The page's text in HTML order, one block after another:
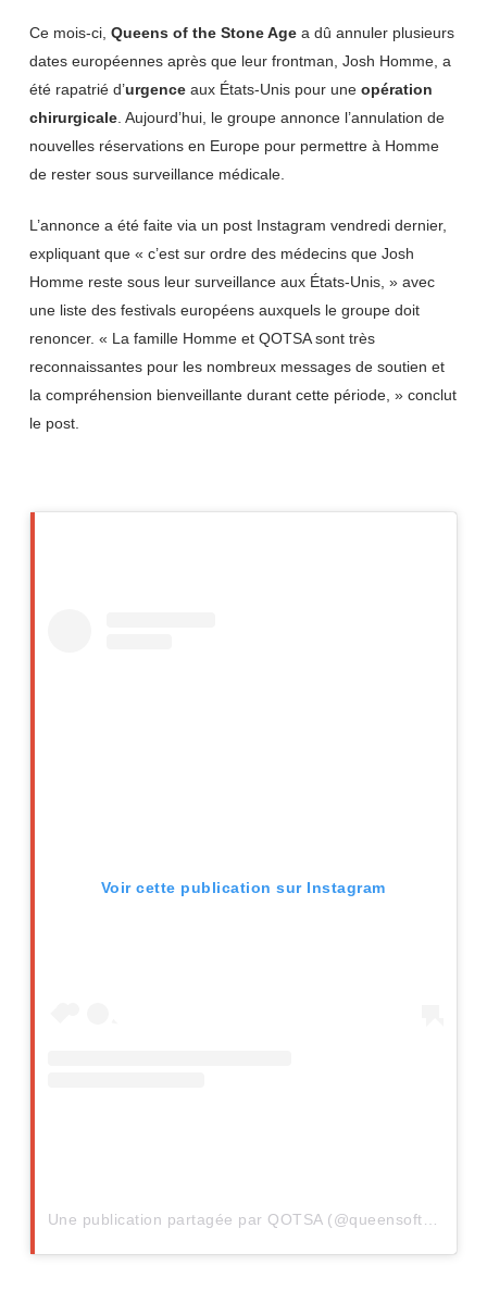
Ce mois-ci, Queens of the Stone Agea dû annuler plusieurs
dates européennes après que leur frontman, Josh Homme, a
été rapatrié d’urgenceaux États-Unis pour une opération
chirurgicale. Aujourd’hui, le groupe annonce l’annulation de
nouvelles réservations en Europe pour permettre à Homme
de rester sous surveillance médicale.
L’annonce a été faite via un post Instagram vendredi dernier,
expliquant que « c’est sur ordre des médecins que Josh
Homme reste sous leur surveillance aux États-Unis, » avec
une liste des festivals européens auxquels le groupe doit
renoncer. « La famille Homme et QOTSA sont très
reconnaissantes pour les nombreux messages de soutien et
la compréhension bienveillante durant cette période, » conclut
le post.
Voir cette publication sur Instagram
Une publication partagée par QOTSA (@queensofthestoneage)